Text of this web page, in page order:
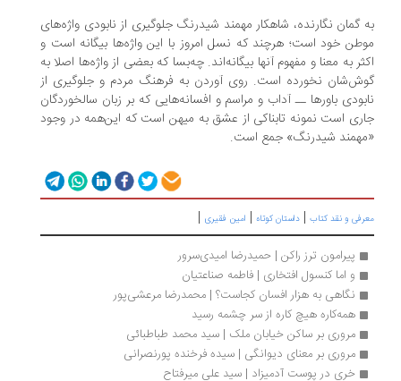
گمان نگارنده، شاهکار مهمند شیدرنگ جلوگیری از نابودی واژه‌های
خود است؛ هرچند که نسل امروز با این واژه‌ها بیگانه است و
به معنا و مفهوم آنها بیگانه‌اند. چه‌بسا که بعضی از واژه‌ها اصلا به
نخورده است. روی آوردن به فرهنگ مردم و جلوگیری از
باورها ــ آداب و مراسم و افسانه‌هایی که بر زبان سالخوردگان
است نمونه تابناکی از عشق به میهن است که این‌همه در وجود
شیدرنگ» جمع است.
و نقد کتاب|داستان کوتاه|امین فقیری|
پیرامون ترز راکن | حمیدرضا امیدی‌سرور
و اما کنسول افتخاری | فاطمه صناعتیان
نگاهی به هزار افسان کجاست؟ | محمدرضا مرعشی‌پور
همه‌کاره‌ هیچ کاره از سر چشمه رسید
مروری بر ساکن خیابان ملک | سید محمد طباطبائی
مروری بر معنای دیوانگی | سیده فرخنده پورنصرانی
خری در پوست آدمیزاد | سید علی میرفتاح